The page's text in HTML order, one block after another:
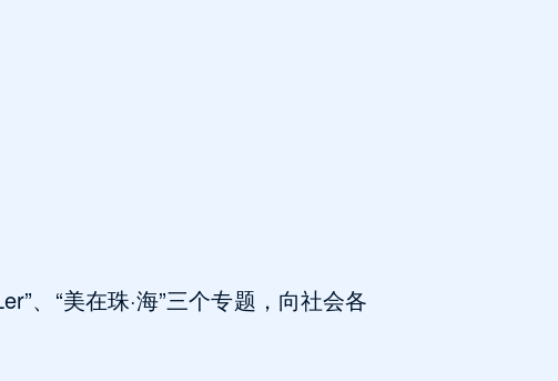
、“美在珠·海”三个专题，向社会各